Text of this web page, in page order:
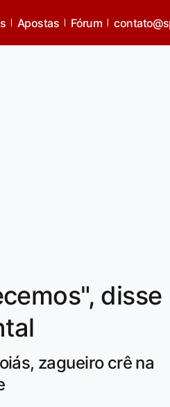
Apostas Fórum
disse
zagueiro crê na